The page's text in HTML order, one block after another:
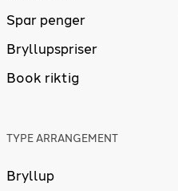
Spar penger
Bryllupspriser
Book riktig
TYPE ARRANGEMENT
Bryllup